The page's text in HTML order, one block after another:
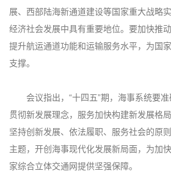
展、西部陆海新通道建设等国家重大战略
经济社会发展中具有重要地位。要加快推
提升航运通道功能和运输服务水平，为国
支撑。
会议指出，“十四五”期，海事系统要
贯彻新发展理念，服务加快构建新发展格
坚持创新发展、依法履职、服务社会的原
主题，开创海事现代化发展新局面，为加
家综合立体交通网提供坚强保障。